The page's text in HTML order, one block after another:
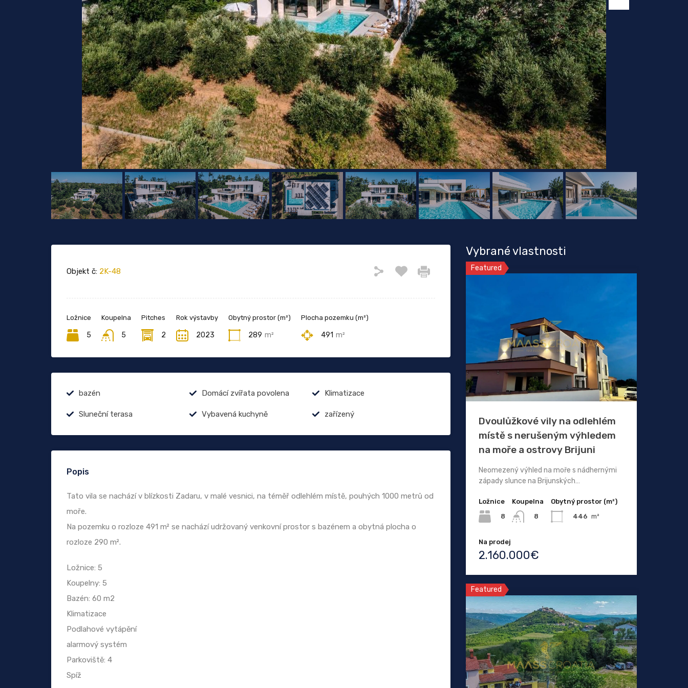
Objekt č: 2K-48
Ložnice
5
Koupelna
5
Pitches
2
Rok výstavby
2023
Obytný prostor (m²)
289 m²
Plocha pozemku (m²)
491 m²
bazén Domácí zvířata povolena Klimatizace
Sluneční terasa Vybavená kuchyně zařízený
Popis
Tato vila se nachází v blízkosti Zadaru, v malé vesnici, na téměř odlehlém místě, pouhých 1000 metrů od
moře.
Na pozemku o rozloze 491 m² se nachází udržovaný venkovní prostor s bazénem a obytná plocha o
rozloze 290 m².
Ložnice: 5
Koupelny: 5
Bazén: 60 m2
Klimatizace
Podlahové vytápění
alarmový systém
Parkoviště: 4
Spíž
Vybrané vlastnosti
Featured
Dvoulůžkové vily na odlehlém
místě s nerušeným výhledem
na moře a ostrovy Brijuni
Neomezený výhled na moře s nádhernými
západy slunce na Brijunských…
Ložnice
8
Koupelna
8
Obytný prostor (m²)
446 m²
Na prodej
2.160.000€
Featured